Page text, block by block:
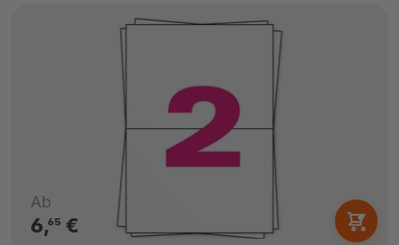
Ab
6,65€